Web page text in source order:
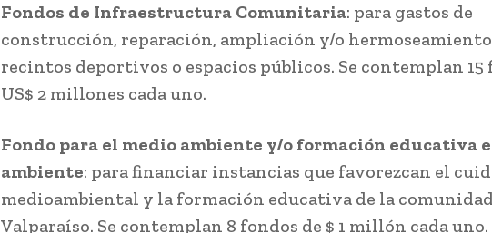
Fondos de Infraestructura Comunitaria: para gastos de
construcción, reparación, ampliación y/o hermoseamiento
recintos deportivos o espacios públicos. Se contemplan 15
US$ 2 millones cada uno.
Fondo para el medio ambiente y/o formación educativa
ambiente: para financiar instancias que favorezcan el
medioambiental y la formación educativa de la
Valparaíso. Se contemplan 8 fondos de $ 1 millón cada uno.